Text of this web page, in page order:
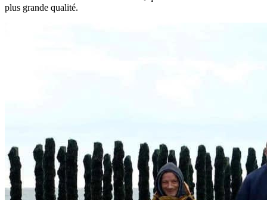
plus grande qualité.